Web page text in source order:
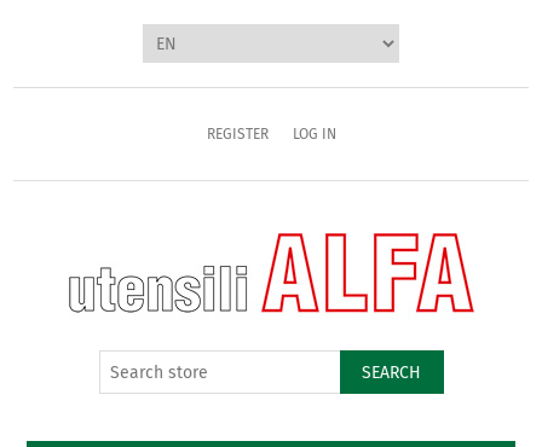
REGISTER LOG IN
SEARCH